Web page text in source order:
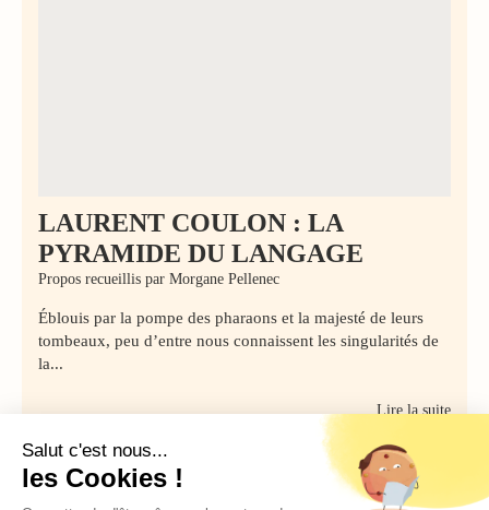
LAURENT COULON : LA
PYRAMIDE DU LANGAGE
Propos recueillis par Morgane Pellenec
Éblouis par la pompe des pharaons et la majesté de leurs
tombeaux, peu d’entre nous connaissent les singularités de
la...
Lire la suite